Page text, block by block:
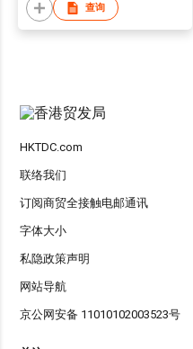
查询
HKTDC.com
联络我们
订阅商贸全接触电邮通讯
字体大小
私隐政策声明
网站导航
京公网安备 11010102003523号